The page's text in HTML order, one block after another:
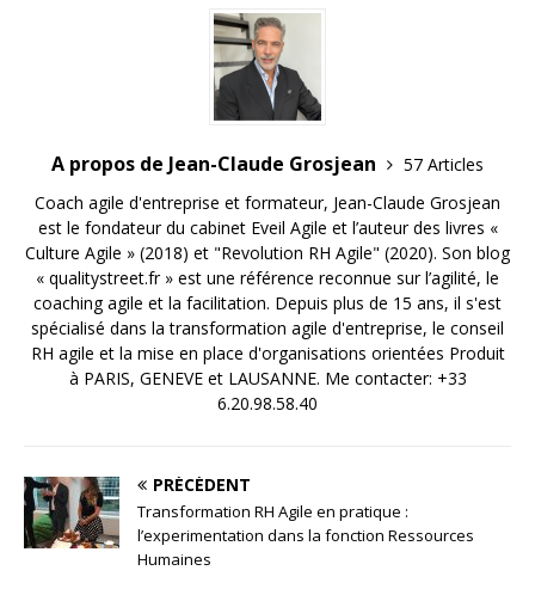
A propos de Jean-Claude Grosjean
57 Articles
Coach agile d'entreprise et formateur, Jean-Claude Grosjean
est le fondateur du cabinet Eveil Agile et l’auteur des livres «
Culture Agile » (2018) et "Revolution RH Agile" (2020). Son blog
« qualitystreet.fr » est une référence reconnue sur l’agilité, le
coaching agile et la facilitation. Depuis plus de 15 ans, il s'est
spécialisé dans la transformation agile d'entreprise, le conseil
RH agile et la mise en place d'organisations orientées Produit
à PARIS, GENEVE et LAUSANNE. Me contacter: +33
6.20.98.58.40
PRÉCÉDENT
Transformation RH Agile en pratique :
l’experimentation dans la fonction Ressources
Humaines